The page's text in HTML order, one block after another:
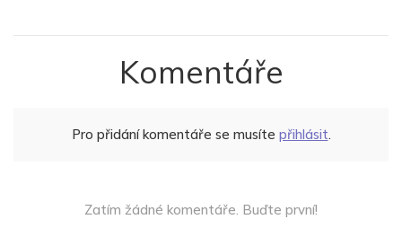
Komentáře
Pro přidání komentáře se musíte přihlásit.
Zatím žádné komentáře. Buďte první!